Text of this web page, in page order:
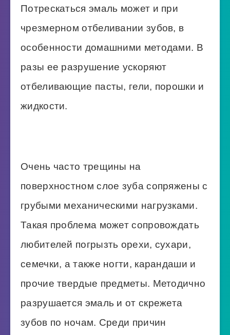
Потрескаться эмаль может и при
чрезмерном отбеливании зубов, в
особенности домашними методами. В
разы ее разрушение ускоряют
отбеливающие пасты, гели, порошки и
жидкости.
Очень часто трещины на
поверхностном слое зуба сопряжены с
грубыми механическими нагрузками.
Такая проблема может сопровождать
любителей погрызть орехи, сухари,
семечки, а также ногти, карандаши и
прочие твердые предметы. Методично
разрушается эмаль и от скрежета
зубов по ночам. Среди причин